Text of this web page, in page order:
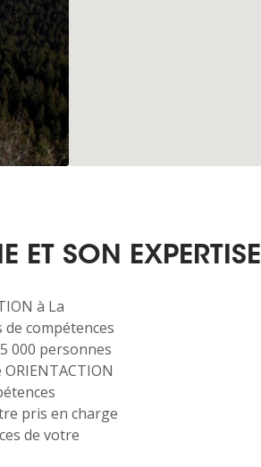
ET SON EXPERTISE
à La
compétences
000 personnes
pris en charge
de votre